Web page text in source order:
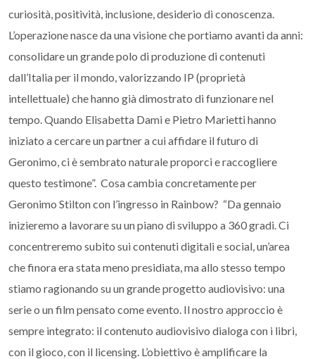
curiosità, positività, inclusione, desiderio di conoscenza.
L’operazione nasce da una visione che portiamo avanti da anni:
consolidare un grande polo di produzione di contenuti
dall’Italia per il mondo, valorizzando IP (proprietà
intellettuale) che hanno già dimostrato di funzionare nel
tempo. Quando Elisabetta Dami e Pietro Marietti hanno
iniziato a cercare un partner a cui affidare il futuro di
Geronimo, ci è sembrato naturale proporci e raccogliere
questo testimone”. Cosa cambia concretamente per
Geronimo Stilton con l’ingresso in Rainbow? “Da gennaio
inizieremo a lavorare su un piano di sviluppo a 360 gradi. Ci
concentreremo subito sui contenuti digitali e social, un’area
che finora era stata meno presidiata, ma allo stesso tempo
stiamo ragionando su un grande progetto audiovisivo: una
serie o un film pensato come evento. Il nostro approccio è
sempre integrato: il contenuto audiovisivo dialoga con i libri,
con il gioco, con il licensing. L’obiettivo è amplificare la